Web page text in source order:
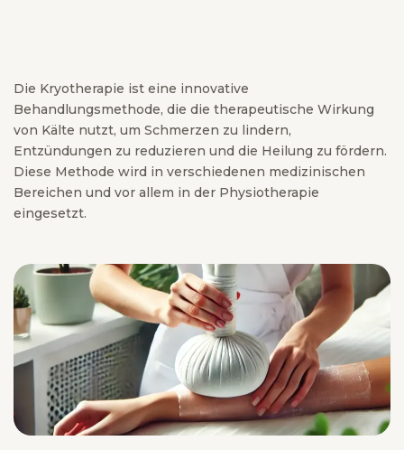
Die Kryotherapie ist eine innovative
Behandlungsmethode, die die therapeutische Wirkung
von Kälte nutzt, um Schmerzen zu lindern,
Entzündungen zu reduzieren und die Heilung zu fördern.
Diese Methode wird in verschiedenen medizinischen
Bereichen und vor allem in der Physiotherapie
eingesetzt.